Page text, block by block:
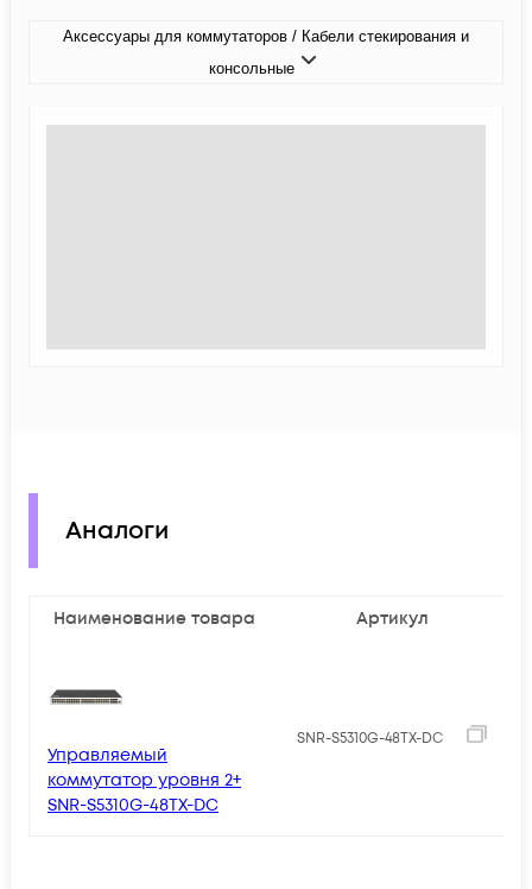
Аксессуары для коммутаторов / Кабели стекирования и
консольные
Аналоги
Наименование товара Артикул
Управляемый
коммутатор уровня 2+
SNR-S5310G-48TX-DC
SNR-S5310G-48TX-DC